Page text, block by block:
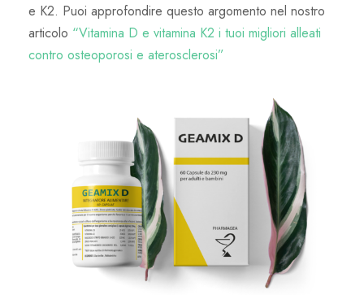
e K2. Puoi approfondire questo argomento nel nostro
articolo “Vitamina D e vitamina K2 i tuoi migliori alleati
contro osteoporosi e aterosclerosi”